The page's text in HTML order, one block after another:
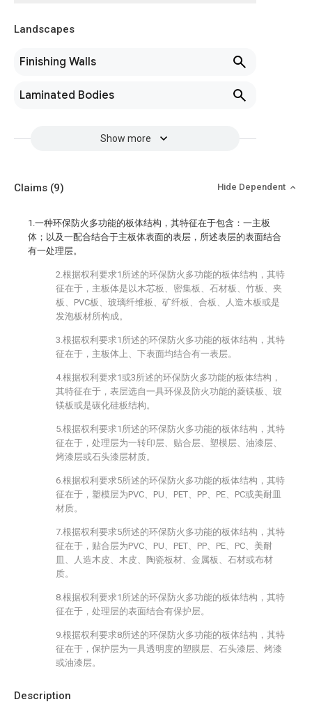
Landscapes
Finishing Walls
Laminated Bodies
Show more
Description
Claims (9) Hide Dependent
1.一种环保防火多功能的板体结构，其特征在于包含：一主板
体；以及一配合结合于主板体表面的表层，所述表层的表面结合
有一处理层。
2.根据权利要求1所述的环保防火多功能的板体结构，其特
征在于，主板体是以木芯板、密集板、石材板、竹板、夹
板、PVC板、玻璃纤维板、矿纤板、合板、人造木板或是
发泡板材所构成。
3.根据权利要求1所述的环保防火多功能的板体结构，其特
征在于，主板体上、下表面均结合有一表层。
4.根据权利要求1或3所述的环保防火多功能的板体结构，
其特征在于，表层选自一具环保及防火功能的菱镁板、玻
镁板或是碳化硅板结构。
5.根据权利要求1所述的环保防火多功能的板体结构，其特
征在于，处理层为一转印层、贴合层、塑模层、油漆层、
烤漆层或石头漆层材质。
6.根据权利要求5所述的环保防火多功能的板体结构，其特
征在于，塑模层为PVC、PU、PET、PP、PE、PC或美耐皿
材质。
7.根据权利要求5所述的环保防火多功能的板体结构，其特
征在于，贴合层为PVC、PU、PET、PP、PE、PC、美耐
皿、人造木皮、木皮、陶瓷板材、金属板、石材或布材
质。
8.根据权利要求1所述的环保防火多功能的板体结构，其特
征在于，处理层的表面结合有保护层。
9.根据权利要求8所述的环保防火多功能的板体结构，其特
征在于，保护层为一具透明度的塑膜层、石头漆层、烤漆
或油漆层。